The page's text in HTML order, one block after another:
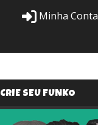
Minha Conta
CRIE SEU FUNKO